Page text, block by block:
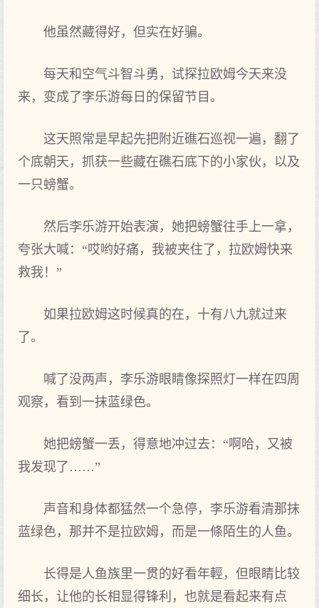
他虽然藏得好，但‌实在好骗。
每天和空气斗智斗勇，试探拉欧姆今天来没
来，变成了李乐游每日的保留节目。
这天照常是早起先把‌附近礁石巡视一遍，翻了
个底朝天，抓获一些藏在礁石底下的小家伙，以及
一只螃蟹。
然后李乐游开始表演，她把‌螃蟹往手上一拿，
夸张大喊：“哎哟好痛，我被夹住了，拉欧姆快来
救我！”
如果拉欧姆这时候真的在，十有八九就过来
了。
喊了没两声，李乐游眼睛像探照灯一样在四周
观察，看到‌一抹蓝绿色。
她把‌螃蟹一丢，得意地冲过去：“啊哈，又被
我发现了……”
声音和身体都猛然一个急停，李乐游看清那抹
蓝绿色，那并不是拉欧姆，而是一條陌生的人鱼。
长得是人鱼族里一贯的好看年輕，但‌眼睛比较
细长，让他的长相显得锋利，也就是看起来有点